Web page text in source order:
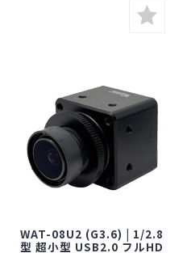
WAT-08U2 (G3.6) | 1/2.8
型 超小型 USB2.0 フルHD